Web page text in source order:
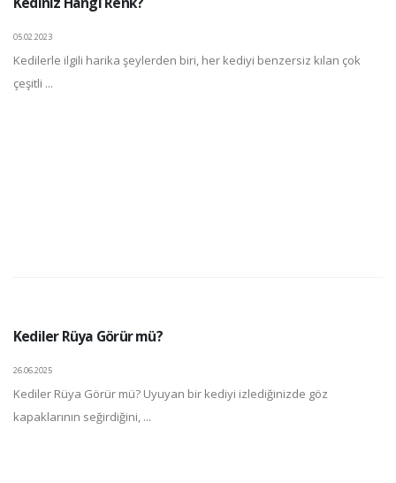
05.02.2023
Kedilerle ilgili harika şeylerden biri, her kediyi benzersiz kılan çok
çeşitli ...
Kediler Rüya Görür mü?
26.06.2025
Kediler Rüya Görür mü? Uyuyan bir kediyi izlediğinizde göz
kapaklarının seğirdiğini, ...